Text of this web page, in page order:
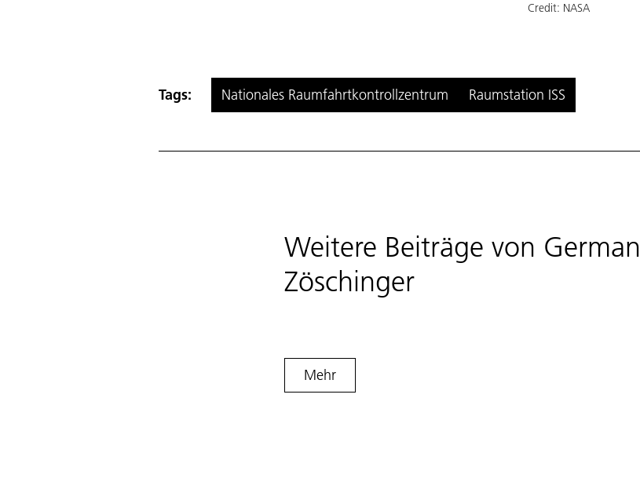
Credit: NASA
Tags: Nationales Raumfahrtkontrollzentrum Raumstation ISS
Weitere Beiträge von German
Zöschinger
Mehr